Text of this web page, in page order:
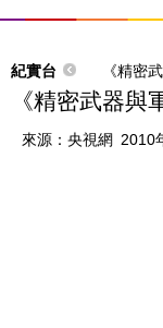
紀實台 《精密
《精密武器
來源： 央視網 2010